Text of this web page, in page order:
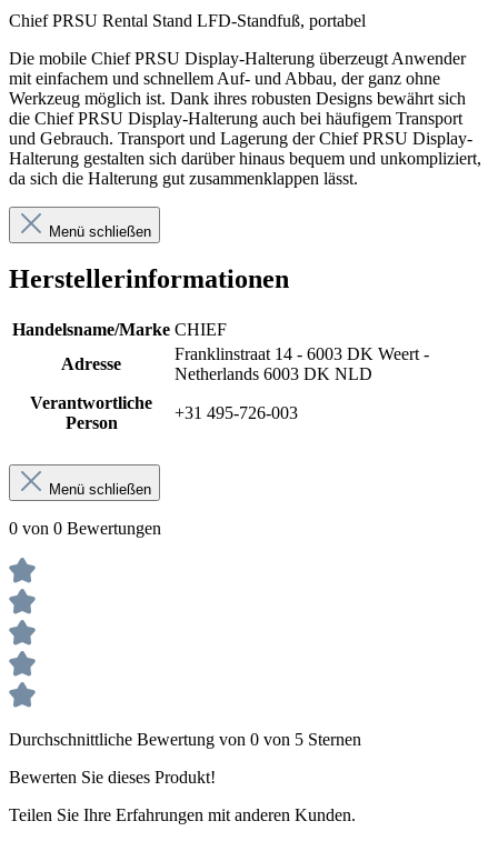
Chief PRSU Rental Stand LFD-Standfuß, portabel
Die mobile Chief PRSU Display-Halterung überzeugt Anwender
mit einfachem und schnellem Auf- und Abbau, der ganz ohne
Werkzeug möglich ist. Dank ihres robusten Designs bewährt sich
die Chief PRSU Display-Halterung auch bei häufigem Transport
und Gebrauch. Transport und Lagerung der Chief PRSU Display-
Halterung gestalten sich darüber hinaus bequem und unkompliziert,
da sich die Halterung gut zusammenklappen lässt.
Menü schließen
Herstellerinformationen
Handelsname/Marke CHIEF
Adresse
Franklinstraat 14 - 6003 DK Weert -
Netherlands 6003 DK NLD
Verantwortliche
Person
+31 495-726-003
Menü schließen
0 von 0 Bewertungen
Durchschnittliche Bewertung von 0 von 5 Sternen
Bewerten Sie dieses Produkt!
Teilen Sie Ihre Erfahrungen mit anderen Kunden.